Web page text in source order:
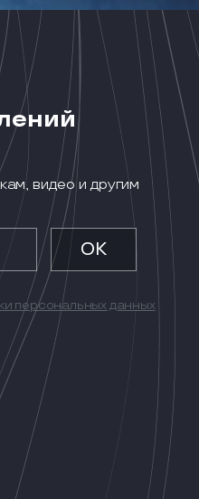
видео и другим
персональных данных